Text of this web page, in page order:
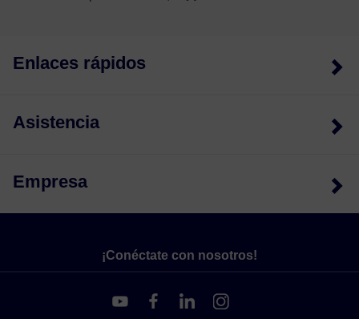
Enlaces rápidos
Asistencia
Empresa
¡Conéctate con nosotros!